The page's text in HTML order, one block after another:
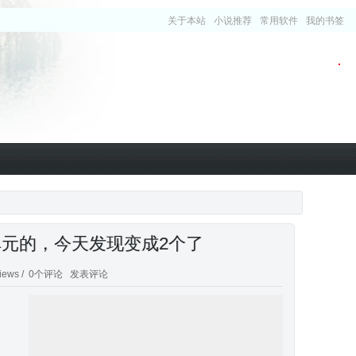
关于本站 小说推荐 常用软件 我的书签
的，今天发现变成2个了
/ 0个评论 发表评论